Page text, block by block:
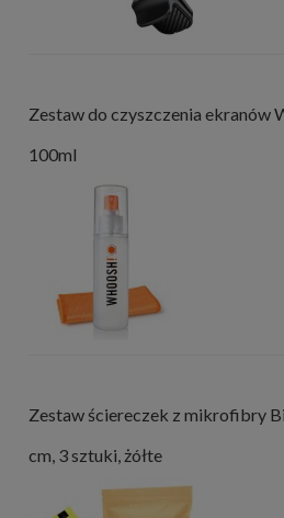
Zestaw do czyszczenia ekranów
100ml
Zestaw ściereczek z mikrofibry
cm, 3 sztuki, żółte